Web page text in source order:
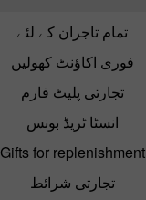
تمام تاجران کے لئے
فوری اکاؤنٹ کھولیں
تجارتی پلیٹ فارم
انسٹا ٹریڈ بونس
Gifts for replenishment
تجارتی شرائط